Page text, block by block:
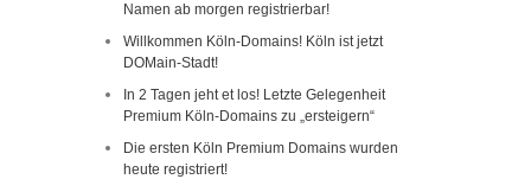
Namen ab morgen registrierbar!
Willkommen Köln-Domains! Köln ist jetzt
DOMain-Stadt!
In 2 Tagen jeht et los! Letzte Gelegenheit
Premium Köln-Domains zu „ersteigern“
Die ersten Köln Premium Domains wurden
heute registriert!